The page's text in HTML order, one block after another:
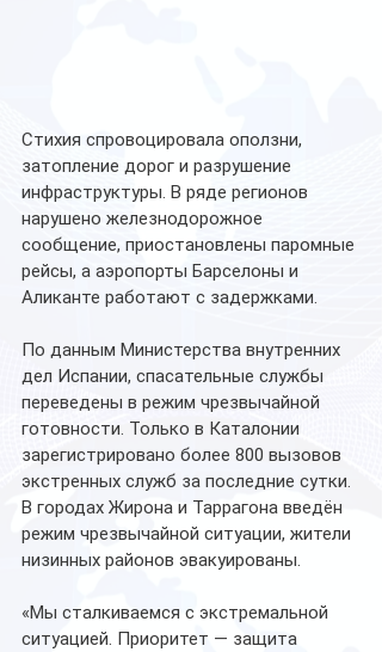
Стихия спровоцировала оползни,
затопление дорог и разрушение
инфраструктуры. В ряде регионов
нарушено железнодорожное
сообщение, приостановлены паромные
рейсы, а аэропорты Барселоны и
Аликанте работают с задержками.
По данным Министерства внутренних
дел Испании, спасательные службы
переведены в режим чрезвычайной
готовности. Только в Каталонии
зарегистрировано более 800 вызовов
экстренных служб за последние сутки.
В городах Жирона и Таррагона введён
режим чрезвычайной ситуации, жители
низинных районов эвакуированы.
«Мы сталкиваемся с экстремальной
ситуацией. Приоритет — защита